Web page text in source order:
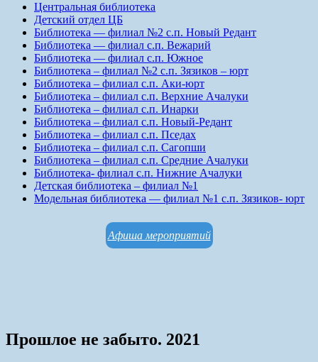
Центральная библиотека
Детский отдел ЦБ
Библиотека — филиал №2 с.п. Новый Редант
Библиотека — филиал с.п. Вежарий
Библиотека — филиал с.п. Южное
Библиотека – филиал №2 с.п. Зязиков – юрт
Библиотека – филиал с.п. Аки-юрт
Библиотека – филиал с.п. Верхние Ачалуки
Библиотека – филиал с.п. Инарки
Библиотека – филиал с.п. Новый-Редант
Библиотека – филиал с.п. Пседах
Библиотека – филиал с.п. Сагопши
Библиотека – филиал с.п. Средние Ачалуки
Библиотека- филиал с.п. Нижние Ачалуки
Детская библиотека – филиал №1
Модельная библиотека — филиал №1 с.п. Зязиков- юрт
Афиша мероприятий
Прошлое не забыто. 2021